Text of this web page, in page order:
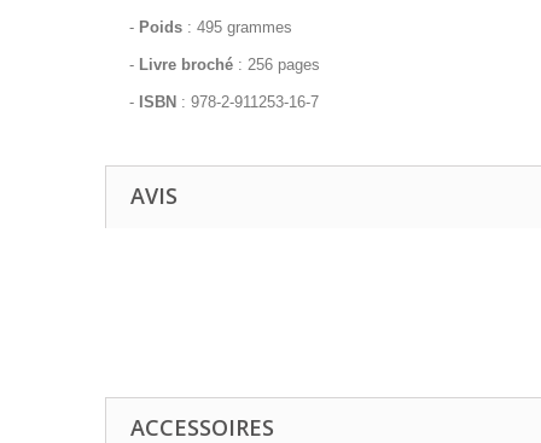
- Poids : 495 grammes
- Livre broché : 256 pages
- ISBN : 978-2-911253-16-7
AVIS
ACCESSOIRES